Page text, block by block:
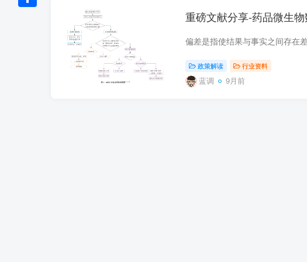
重磅文献分享-药品微生
政策解读 行业资料
蓝调 9月前